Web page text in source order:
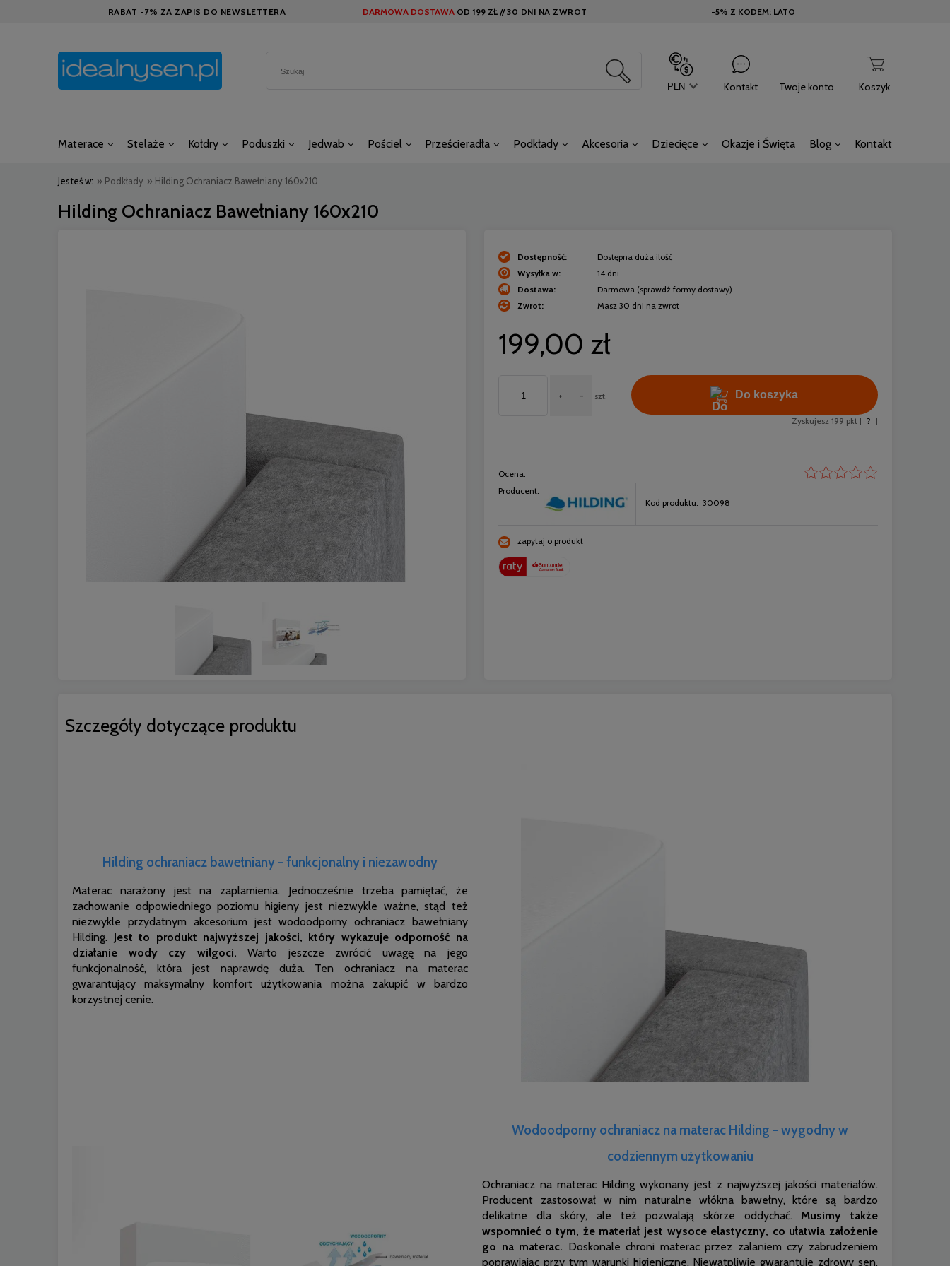
RABAT -7% ZA ZAPIS DO NEWSLETTERA DARMOWA DOSTAWA OD 199 ZŁ //30 DNI NA ZWROT -5% Z KODEM: LATO
Koszyk
Kontakt Twoje konto
Materace Stelaże Kołdry Poduszki Jedwab Pościel Prześcieradła Podkłady Akcesoria Dziecięce Okazje i Święta Blog Kontakt
Jesteś w: » Podkłady » Hilding Ochraniacz Bawełniany 160x210
Hilding Ochraniacz Bawełniany 160x210
Dostępność:
Dostępna duża ilość
Wysyłka w:
14 dni
Dostawa:
Darmowa (sprawdź formy dostawy)
Zwrot:
Masz 30 dni na zwrot
199,00 zł
+ - szt. Do koszyka
Zyskujesz 199 pkt [ ? ]
Ocena:
Producent:
Kod produktu: 30098
zapytaj o produkt
Szczegóły dotyczące produktu
Hilding ochraniacz bawełniany - funkcjonalny i niezawodny
Materac narażony jest na zaplamienia. Jednocześnie trzeba pamiętać, że
zachowanie odpowiedniego poziomu higieny jest niezwykle ważne, stąd też
niezwykle przydatnym akcesorium jest wodoodporny ochraniacz bawełniany
Hilding. Jest to produkt najwyższej jakości, który wykazuje odporność na
działanie wody czy wilgoci. Warto jeszcze zwrócić uwagę na jego
funkcjonalność, która jest naprawdę duża. Ten ochraniacz na materac
gwarantujący maksymalny komfort użytkowania można zakupić w bardzo
korzystnej cenie.
Wodoodporny ochraniacz na materac Hilding - wygodny w
codziennym użytkowaniu
Ochraniacz na materac Hilding wykonany jest z najwyższej jakości materiałów.
Producent zastosował w nim naturalne włókna bawełny, które są bardzo
delikatne dla skóry, ale też pozwalają skórze oddychać.Musimy także
wspomnieć o tym, że materiał jest wysoce elastyczny, co ułatwia założenie
go na materac. Doskonale chroni materac przez zalaniem czy zabrudzeniem
poprawiając przy tym warunki higieniczne. Niewątpliwie gwarantuje zdrowy sen.